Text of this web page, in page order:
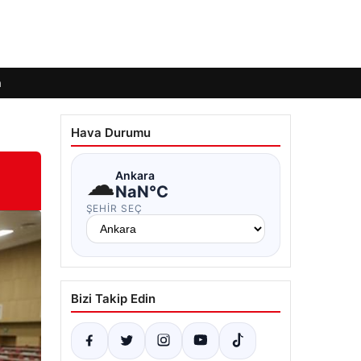
Hava Durumu
☁Ankara
NaN°C
ŞEHIR SEÇ
Bizi Takip Edin